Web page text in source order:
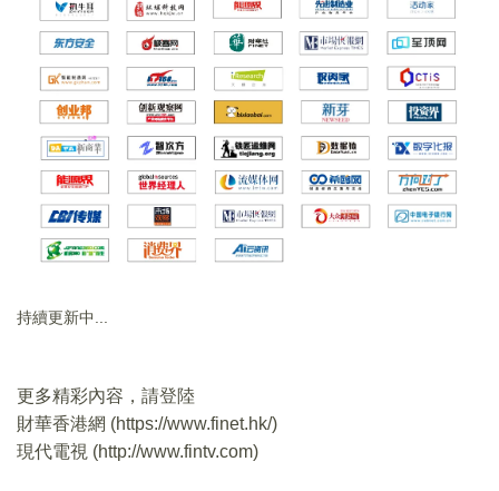
持續更新中...
更多精彩內容，請登陸
財華香港網 (https://www.finet.hk/)
現代電視 (http://www.fintv.com)